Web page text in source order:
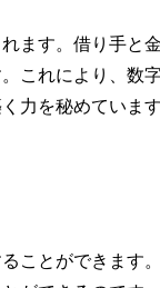
ます。借り手と
これにより、数
力を秘めていま
ことができます